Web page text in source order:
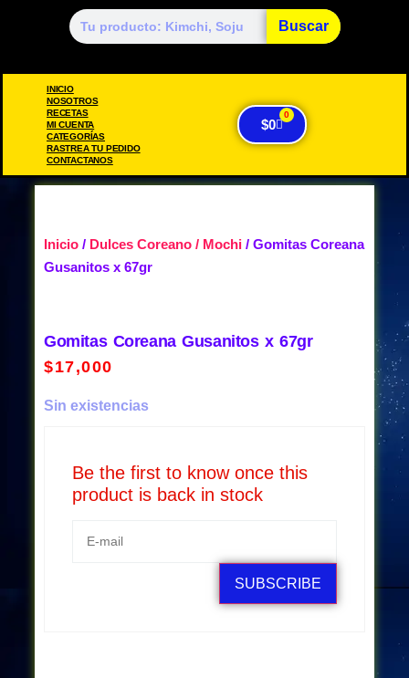
Buscar
INICIO
NOSOTROS
RECETAS
MI CUENTA
CATEGORÍAS
RASTREA TU PEDIDO
CONTACTANOS
$0
0
Inicio / Dulces Coreano / Mochi / Gomitas Coreana
Gusanitos x 67gr
Gomitas Coreana Gusanitos x 67gr
$17,000
Sin existencias
Be the first to know once this
product is back in stock
SUBSCRIBE